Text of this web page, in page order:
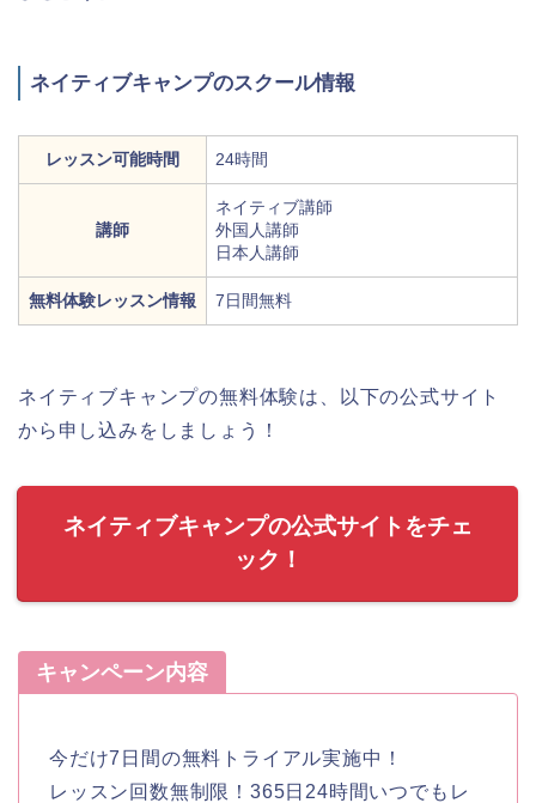
ネイティブキャンプのスクール情報
レッスン可能時間 24時間
講師
ネイティブ講師
外国人講師
日本人講師
無料体験レッスン情報 7日間無料
ネイティブキャンプの無料体験は、以下の公式サイト
から申し込みをしましょう！
ネイティブキャンプの公式サイトをチェ
ック！
キャンペーン内容
今だけ7日間の無料トライアル実施中！
レッスン回数無制限！365日24時間いつでもレ